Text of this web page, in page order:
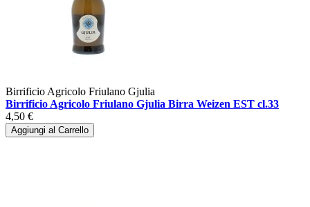
Birrificio Agricolo Friulano Gjulia
Birrificio Agricolo Friulano Gjulia Birra Weizen EST cl.33
4,50 €
Aggiungi al Carrello